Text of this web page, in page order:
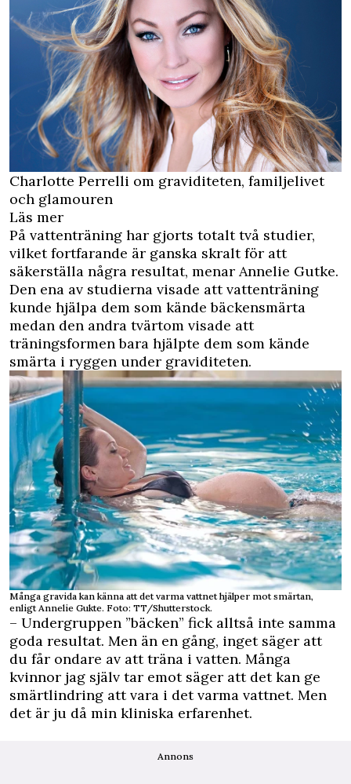
Charlotte Perrelli om graviditeten, familjelivet
och glamouren
Läs mer
På vattenträning har gjorts totalt två studier,
vilket fortfarande är ganska skralt för att
säkerställa några resultat, menar Annelie Gutke.
Den ena av studierna visade att vattenträning
kunde hjälpa dem som kände bäckensmärta
medan den andra tvärtom visade att
träningsformen bara hjälpte dem som kände
smärta i ryggen under graviditeten.
Många gravida kan känna att det varma vattnet hjälper mot smärtan,
enligt Annelie Gukte. Foto: TT/Shutterstock.
– Undergruppen ”bäcken” fick alltså inte samma
goda resultat. Men än en gång, inget säger att
du får ondare av att träna i vatten. Många
kvinnor jag själv tar emot säger att det kan ge
smärtlindring att vara i det varma vattnet. Men
det är ju då min kliniska erfarenhet.
Annons